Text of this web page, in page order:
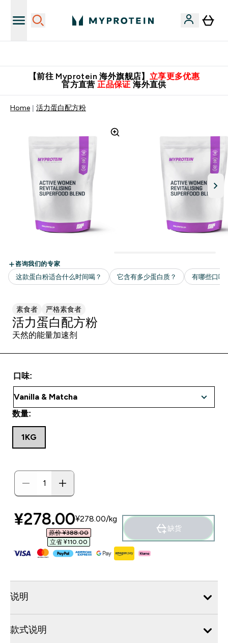
【前往 Myprotein 海外旗舰店】 立享更多优惠
官方直营 正品保证 海外直供
Home 活力蛋白配方粉
素食者 严格素食者
活力蛋白配方粉
天然的能量加速剂
口味:
数量:
1KG
discounted price
¥278.00‎¥278.00‎/kg
原价 ¥388.00‎
立省 ¥110.00‎
缺货
说明
款式说明